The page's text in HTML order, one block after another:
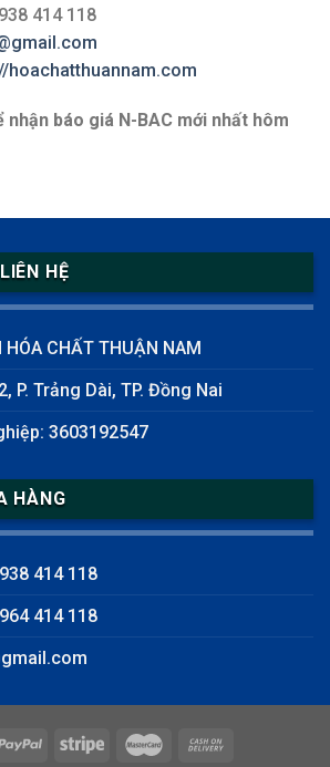
414 118
hoachatthuannam.com
nhận báo giá N-BAC mới nhất hôm
HỆ
HÓA CHẤT THUẬN NAM
P. Trảng Dài, TP. Đồng Nai
3603192547
HÀNG
414 118
414 118